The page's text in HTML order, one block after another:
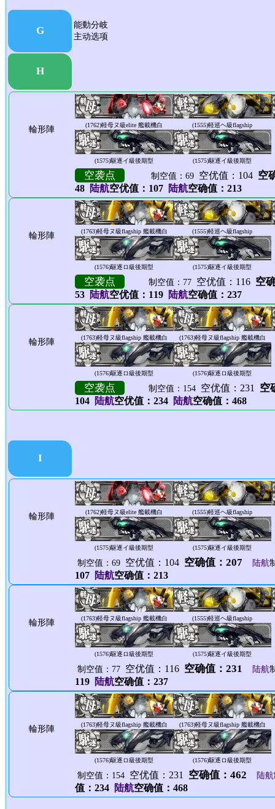
G
能動分岐
主动选项
H
輪形陣 (1762)軽母ヌ級elite 艦載機白 (1555)軽巡ヘ級flagship
(1575)駆逐イ級後期型 (1575)駆逐イ級後期型
空袭点 制空值：69 空优值：104 空
48 陆航空优值：107 陆航空确值：213
輪形陣 (1763)軽母ヌ級flagship 艦載機白 (1555)軽巡ヘ級flagship
(1576)駆逐ロ級後期型 (1575)駆逐イ級後期型
空袭点 制空值：77 空优值：116 空
53 陆航空优值：119 陆航空确值：237
輪形陣 (1763)軽母ヌ級flagship 艦載機白 (1763)軽母ヌ級flagship 艦載機白
(1576)駆逐ロ級後期型 (1576)駆逐ロ級後期型
空袭点 制空值：154 空优值：231 空
104 陆航空优值：234 陆航空确值：468
I
輪形陣 (1762)軽母ヌ級elite 艦載機白 (1555)軽巡ヘ級flagship
(1575)駆逐イ級後期型 (1575)駆逐イ級後期型
制空值：69 空优值：104 空确值：207 陆航
107 陆航空确值：213
輪形陣 (1763)軽母ヌ級flagship 艦載機白 (1555)軽巡ヘ級flagship
(1576)駆逐ロ級後期型 (1575)駆逐イ級後期型
制空值：77 空优值：116 空确值：231 陆航
119 陆航空确值：237
輪形陣 (1763)軽母ヌ級flagship 艦載機白 (1763)軽母ヌ級flagship 艦載機白
(1576)駆逐ロ級後期型 (1576)駆逐ロ級後期型
制空值：154 空优值：231 空确值：462 陆航
值：234 陆航空确值：468